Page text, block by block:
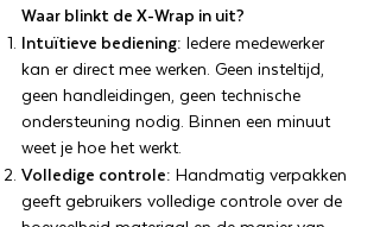
Waar blinkt de X-Wrap in uit?
Intuïtieve bediening: Iedere medewerker
kan er direct mee werken. Geen insteltijd,
geen handleidingen, geen technische
ondersteuning nodig. Binnen een minuut
weet je hoe het werkt.
Volledige controle: Handmatig verpakken
geeft gebruikers volledige controle over de